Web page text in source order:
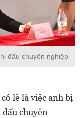
đấu chuyên nghiệp
lẽ là việc anh bị
chuyên